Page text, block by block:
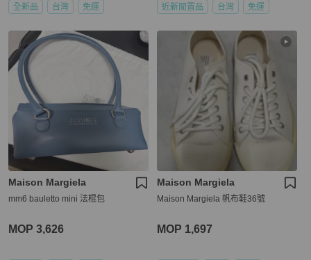
全新品 台灣 免運 近新閒置品 台灣 免運
Maison Margiela
mm6 bauletto mini 法棍包
MOP 3,626
Maison Margiela
Maison Margiela 帆布鞋36號
MOP 1,697